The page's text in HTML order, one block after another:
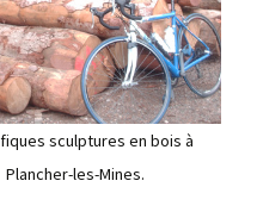
sculptures en bois à
Plancher-les-Mines.